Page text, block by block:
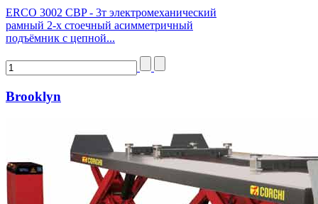
ERCO 3002 CBP - 3т электромеханический
рамный 2-х стоечный асимметричный
подъёмник с цепной...
Brooklyn